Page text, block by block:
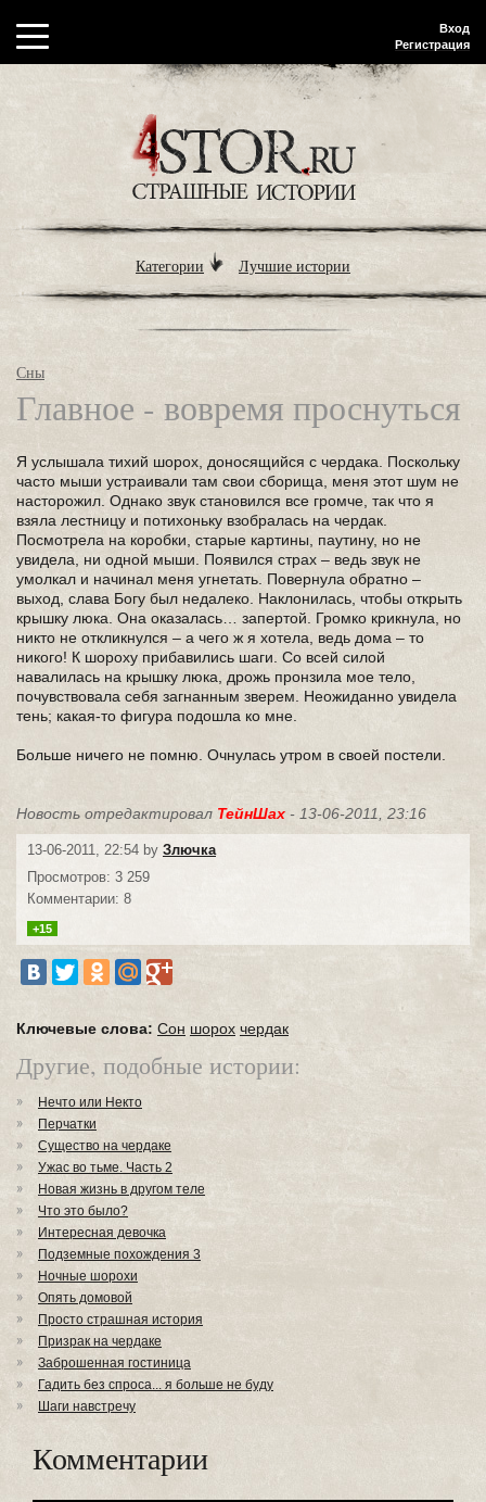
Вход
Регистрация
Категории Лучшие истории
Сны
Главное - вовремя проснуться
Я услышала тихий шорох, доносящийся с чердака. Поскольку
часто мыши устраивали там свои сборища, меня этот шум не
насторожил. Однако звук становился все громче, так что я
взяла лестницу и потихоньку взобралась на чердак.
Посмотрела на коробки, старые картины, паутину, но не
увидела, ни одной мыши. Появился страх – ведь звук не
умолкал и начинал меня угнетать. Повернула обратно –
выход, слава Богу был недалеко. Наклонилась, чтобы открыть
крышку люка. Она оказалась… запертой. Громко крикнула, но
никто не откликнулся – а чего ж я хотела, ведь дома – то
никого! К шороху прибавились шаги. Со всей силой
навалилась на крышку люка, дрожь пронзила мое тело,
почувствовала себя загнанным зверем. Неожиданно увидела
тень; какая-то фигура подошла ко мне.
Больше ничего не помню. Очнулась утром в своей постели.
Новость отредактировал ТейнШах - 13-06-2011, 23:16
13-06-2011, 22:54 by Злючка
Просмотров: 3 259
Комментарии: 8
+15
Ключевые слова: Сон шорох чердак
Другие, подобные истории:
Нечто или Некто
Перчатки
Существо на чердаке
Ужас во тьме. Часть 2
Новая жизнь в другом теле
Что это было?
Интересная девочка
Подземные похождения 3
Ночные шорохи
Опять домовой
Просто страшная история
Призрак на чердаке
Заброшенная гостиница
Гадить без спроса... я больше не буду
Шаги навстречу
Комментарии